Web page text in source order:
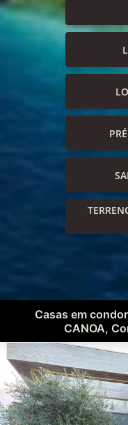
Casas em
CANOA,